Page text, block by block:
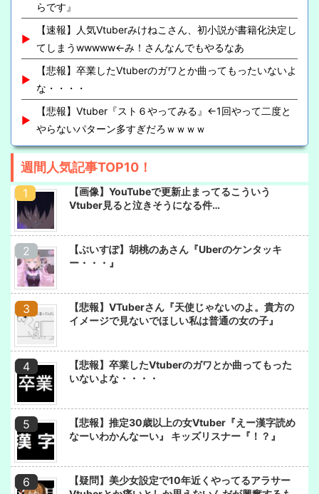
らです』
【速報】人気Vtuberみけねこさん、初小説が書籍化決定し
てしまうwwwww←み！さんなんでもやるなあ
【悲報】卒業したVtuberのガワとか曲ってもったいないよ
な・・・・
【悲報】Vtuber『スト６やってみる』←1回やって二度と
やらないパターン多すぎだろｗｗｗｗ
週間人気記事TOP10！
【画像】YouTubeで更新止まってるこういう
Vtuber見ると泣きそうになる件…
【ぶいすぽ】胡桃のあさん『Uberのケンタッキ
ー・・・』
【悲報】VTuberさん『天使じゃないのよ。貴方の
イメージで見ないでほしい私は普通の女の子』
【悲報】卒業したVtuberのガワとか曲ってもった
いないよな・・・・
【悲報】推定30歳以上の女Vtuber『えー漢字読め
なーいわかんなーい』 キッズリスナー『！？』
【疑問】美少女設定で10年近くやってるアラサー